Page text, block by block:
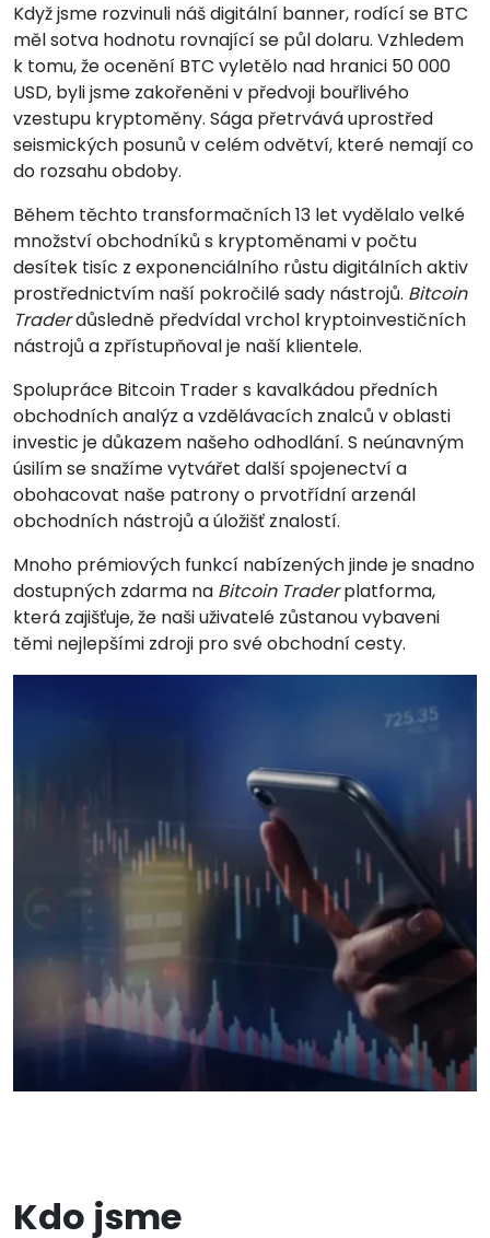
Když jsme rozvinuli náš digitální banner, rodící se BTC
měl sotva hodnotu rovnající se půl dolaru. Vzhledem
k tomu, že ocenění BTC vyletělo nad hranici 50 000
USD, byli jsme zakořeněni v předvoji bouřlivého
vzestupu kryptoměny. Sága přetrvává uprostřed
seismických posunů v celém odvětví, které nemají co
do rozsahu obdoby.
Během těchto transformačních 13 let vydělalo velké
množství obchodníků s kryptoměnami v počtu
desítek tisíc z exponenciálního růstu digitálních aktiv
prostřednictvím naší pokročilé sady nástrojů. Bitcoin
Traderdůsledně předvídal vrchol kryptoinvestičních
nástrojů a zpřístupňoval je naší klientele.
Spolupráce Bitcoin Trader s kavalkádou předních
obchodních analýz a vzdělávacích znalců v oblasti
investic je důkazem našeho odhodlání. S neúnavným
úsilím se snažíme vytvářet další spojenectví a
obohacovat naše patrony o prvotřídní arzenál
obchodních nástrojů a úložišť znalostí.
Mnoho prémiových funkcí nabízených jinde je snadno
dostupných zdarma na Bitcoin Traderplatforma,
která zajišťuje, že naši uživatelé zůstanou vybaveni
těmi nejlepšími zdroji pro své obchodní cesty.
Kdo jsme